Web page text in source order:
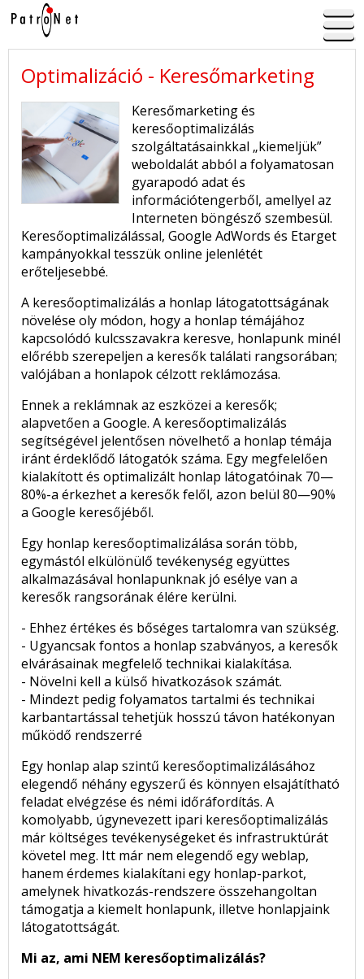
Optimalizáció - Keresőmarketing
Keresőmarketing és
keresőoptimalizálás
szolgáltatásainkkal „kiemeljük”
weboldalát abból a folyamatosan
gyarapodó adat és
információtengerből, amellyel az
Interneten böngésző szembesül.
Keresőoptimalizálással, Google AdWords és Etarget
kampányokkal tesszük online jelenlétét
erőteljesebbé.
A keresőoptimalizálás a honlap látogatottságának
növelése oly módon, hogy a honlap témájához
kapcsolódó kulcsszavakra keresve, honlapunk minél
előrébb szerepeljen a keresők találati rangsorában;
valójában a honlapok célzott reklámozása.
Ennek a reklámnak az eszközei a keresők;
alapvetően a Google. A keresőoptimalizálás
segítségével jelentősen növelhető a honlap témája
iránt érdeklődő látogatók száma. Egy megfelelően
kialakított és optimalizált honlap látogatóinak 70—
80%-a érkezhet a keresők felől, azon belül 80—90%
a Google keresőjéből.
Egy honlap keresőoptimalizálása során több,
egymástól elkülönülő tevékenység együttes
alkalmazásával honlapunknak jó esélye van a
keresők rangsorának élére kerülni.
- Ehhez értékes és bőséges tartalomra van szükség.
- Ugyancsak fontos a honlap szabványos, a keresők
elvárásainak megfelelő technikai kialakítása.
- Növelni kell a külső hivatkozások számát.
- Mindezt pedig folyamatos tartalmi és technikai
karbantartással tehetjük hosszú távon hatékonyan
működő rendszerré
Egy honlap alap szintű keresőoptimalizálásához
elegendő néhány egyszerű és könnyen elsajátítható
feladat elvégzése és némi időráfordítás. A
komolyabb, úgynevezett ipari keresőoptimalizálás
már költséges tevékenységeket és infrastruktúrát
követel meg. Itt már nem elegendő egy weblap,
hanem érdemes kialakítani egy honlap-parkot,
amelynek hivatkozás-rendszere összehangoltan
támogatja a kiemelt honlapunk, illetve honlapjaink
látogatottságát.
Mi az, ami NEM keresőoptimalizálás?